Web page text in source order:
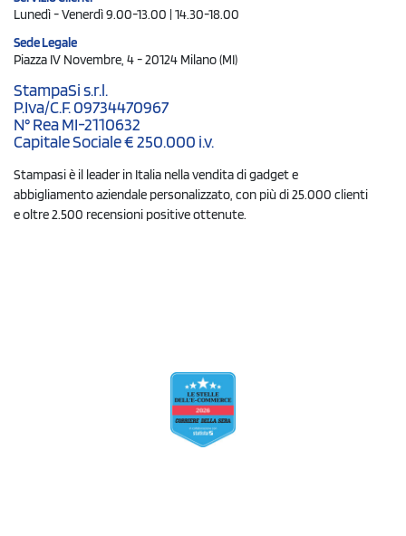
Lunedì - Venerdì 9.00-13.00 | 14.30-18.00
Sede Legale
Piazza IV Novembre, 4 - 20124 Milano (MI)
StampaSi s.r.l.
P.Iva/C.F. 09734470967
N° Rea MI-2110632
Capitale Sociale € 250.000 i.v.
Stampasi è il leader in Italia nella vendita di gadget e
abbigliamento aziendale personalizzato, con più di 25.000 clienti
e oltre 2.500 recensioni positive ottenute.